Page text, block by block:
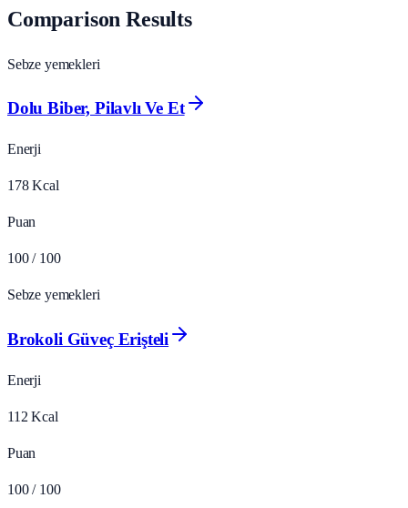
Comparison Results
Sebze yemekleri
Dolu Biber, Pilavlı Ve Et
Enerji
178 Kcal
Puan
100 / 100
Sebze yemekleri
Brokoli Güveç Erişteli
Enerji
112 Kcal
Puan
100 / 100